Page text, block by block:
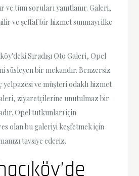
ve tüm soruları yanıtlanır. Galeri,
ve şeffaf bir hizmet sunmayı ilke
Sıradışı Oto Galeri, Opel
süsleyen bir mekandır. Benzersiz
yelpazesi ve müşteri odaklı hizmet
ziyaretçilerine unutulmaz bir
Opel tutkunları için
olan bu galeriyi keşfetmek için
tavsiye ederiz.